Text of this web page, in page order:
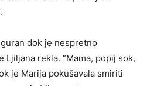
dok je nespretno
Ljiljana rekla. “Mama, popij sok,
je Marija pokušavala smiriti